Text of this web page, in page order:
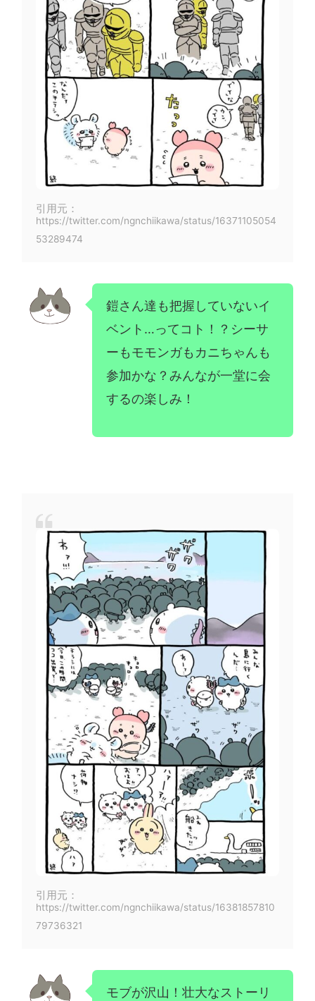
引用元：
https://twitter.com/ngnchiikawa/status/16371105054
53289474
鎧さん達も把握していないイ
ベント…ってコト！？シーサ
ーもモモンガもカニちゃんも
参加かな？みんなが一堂に会
するの楽しみ！
引用元：
https://twitter.com/ngnchiikawa/status/16381857810
79736321
モブが沢山！壮大なストーリ